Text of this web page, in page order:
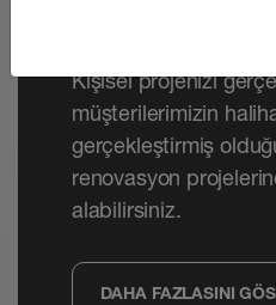
Schlüter-Systems'in
Kişisel projenizi
müşterilerimizin
gerçekleştirmiş
renovasyon
alabilirsiniz.
DAHA FAZLASINI